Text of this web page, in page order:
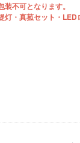
不可となります。
灯・真菰セット・